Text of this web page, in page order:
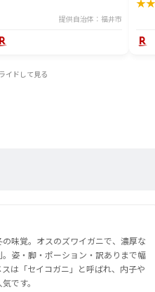
提供自治体：福井市
テラ
イドして見る
味覚。オスのズワイガニで、濃厚な
。姿・脚・ポーション・訳ありまで幅
は「セイコガニ」と呼ばれ、内子や
です。